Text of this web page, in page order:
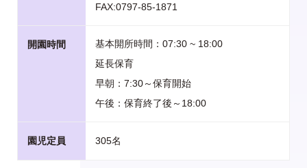
FAX:0797-85-1871
開園時間
基本開所時間：07:30 ~ 18:00
延長保育
早朝：7:30～保育開始
午後：保育終了後～18:00
園児定員 305名